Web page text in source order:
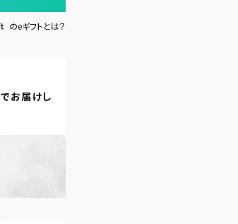
のeギフトとは？
でお届けし